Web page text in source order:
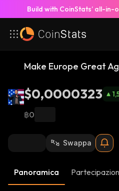
Build with CoinStats’ all-in-
Make Europe Great
$0,0000323
฿0
Swappa
Panoramica